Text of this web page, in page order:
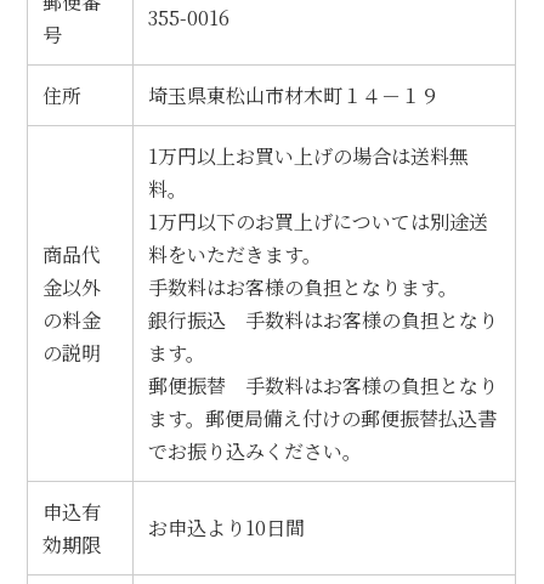
業務用商品
食品
地域特産オリジナル商品化
会社概要
狭山茶の歴史と現在
リンクサイトのご紹介
instagram
お問合せ
号
355-0016
住所 埼玉県東松山市材木町１４－１９
商品代
金以外
の料金
の説明
1万円以上お買い上げの場合は送料無
料。
1万円以下のお買上げについては別途送
料をいただきます。
手数料はお客様の負担となります。
銀行振込 手数料はお客様の負担となり
ます。
郵便振替 手数料はお客様の負担となり
ます。郵便局備え付けの郵便振替払込書
でお振り込みください。
申込有
効期限
お申込より10日間